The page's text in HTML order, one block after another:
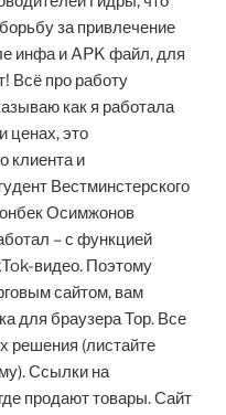
за привлечение
инфа и APK файл, для
Всё про работу
как я работала
ценах, это
клиента и
Вестминстерского
Осимжонов
– с функцией
видео. Поэтому
сайтом, вам
для браузера Тор. Все
решения (листайте
Ссылки на
продают товары. Сайт